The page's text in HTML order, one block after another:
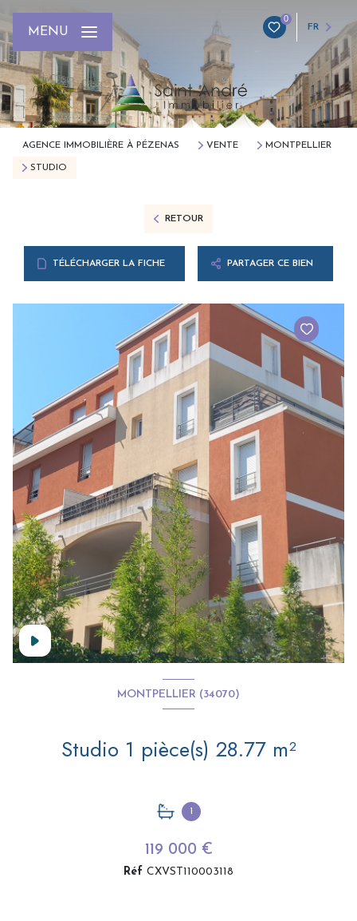
0
FR
MENU
AGENCE IMMOBILIÈRE À PÉZENAS VENTE MONTPELLIER
STUDIO
RETOUR
TÉLÉCHARGER LA FICHE PARTAGER CE BIEN
MONTPELLIER (34070)
Studio 1 pièce(s) 28.77 m²
1
119 000 €
Réf CXVST110003118